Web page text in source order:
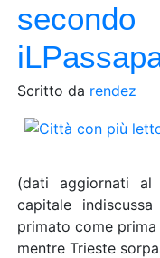
secondo
Scritto da rendez
(dati aggiornati
capitale
primato come
mentre Trieste